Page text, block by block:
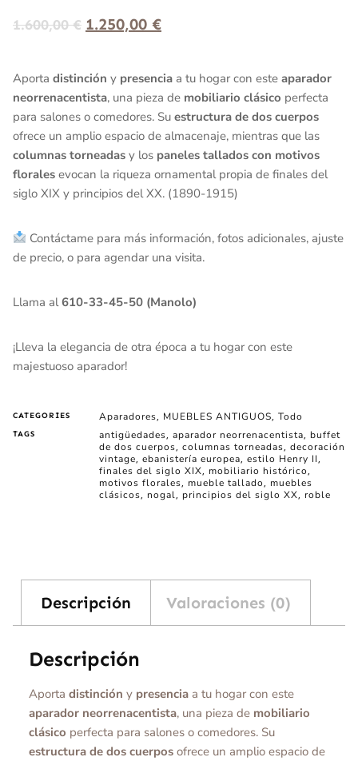
1.600,00€ 1.250,00 €
Aporta distinción y presencia a tu hogar con este aparador
neorrenacentista, una pieza de mobiliario clásico perfecta
para salones o comedores. Su estructura de dos cuerpos
ofrece un amplio espacio de almacenaje, mientras que las
columnas torneadas y los paneles tallados con motivos
florales evocan la riqueza ornamental propia de finales del
siglo XIX y principios del XX. (1890-1915)
Contáctame para más información, fotos adicionales, ajuste
de precio, o para agendar una visita.
Llama al610-33-45-50 (Manolo)
¡Lleva la elegancia de otra época a tu hogar con este
majestuoso aparador!
CATEGORIES Aparadores, MUEBLES ANTIGUOS, Todo
TAGS antigüedades, aparador neorrenacentista, buffet
de dos cuerpos, columnas torneadas, decoración
vintage, ebanistería europea, estilo Henry II ,
finales del siglo XIX, mobiliario histórico ,
motivos florales, mueble tallado , muebles
clásicos, nogal, principios del siglo XX, roble
Descripción Valoraciones (0)
Descripción
Aporta distinción y presencia a tu hogar con este
aparador neorrenacentista, una pieza de mobiliario
clásico perfecta para salones o comedores. Su
estructura de dos cuerpos ofrece un amplio espacio de